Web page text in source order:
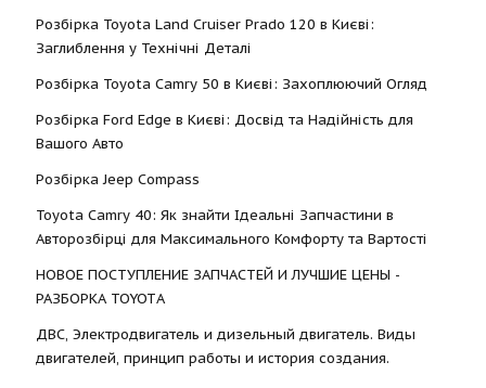
Розбірка Toyota Land Cruiser Prado 120 в Києві:
Заглиблення у Технічні Деталі
Розбірка Toyota Camry 50 в Києві: Захоплюючий Огляд
Розбірка Ford Edge в Києві: Досвід та Надійність для
Вашого Авто
Розбірка Jeep Compass
Toyota Camry 40: Як знайти Ідеальні Запчастини в
Авторозбірці для Максимального Комфорту та Вартості
НОВОЕ ПОСТУПЛЕНИЕ ЗАПЧАСТЕЙ И ЛУЧШИЕ ЦЕНЫ -
РАЗБОРКА TOYOTА
ДВС, Электродвигатель и дизельный двигатель. Виды
двигателей, принцип работы и история создания.